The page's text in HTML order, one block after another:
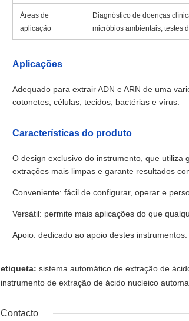
Áreas de
aplicação
Diagnóstico de doenças
micróbios ambientais, testes
Aplicações
Adequado para extrair ADN e ARN de uma
cotonetes, células, tecidos, bactérias e vírus.
Características do produto
O design exclusivo do instrumento, que
extrações mais limpas e garante resultados
Conveniente: fácil de configurar, operar e
Versátil: permite mais aplicações do que
Apoio: dedicado ao apoio destes instrumentos.
etiqueta: sistema automático de extração de
instrumento de extração de ácido nucleico
Contacto